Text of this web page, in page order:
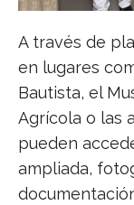
A través de
en lugares
Bautista, el
Agrícola o las
pueden
ampliada,